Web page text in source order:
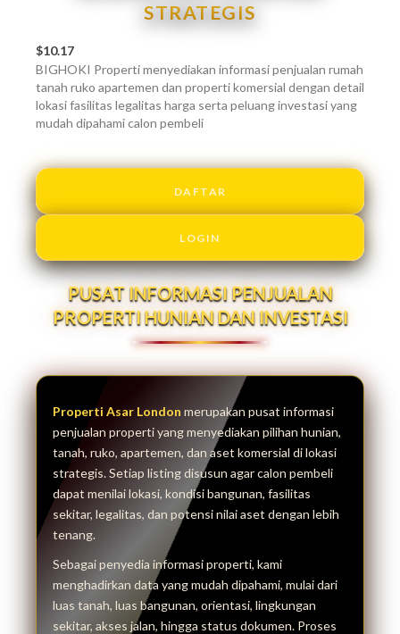
STRATEGIS
$10.17
BIGHOKI Properti menyediakan informasi penjualan rumah
tanah ruko apartemen dan properti komersial dengan detail
lokasi fasilitas legalitas harga serta peluang investasi yang
mudah dipahami calon pembeli
DAFTAR
LOGIN
PUSAT INFORMASI PENJUALAN
PROPERTI HUNIAN DAN INVESTASI
Properti Asar London merupakan pusat informasi
penjualan properti yang menyediakan pilihan hunian,
tanah, ruko, apartemen, dan aset komersial di lokasi
strategis. Setiap listing disusun agar calon pembeli
dapat menilai lokasi, kondisi bangunan, fasilitas
sekitar, legalitas, dan potensi nilai aset dengan lebih
tenang.
Sebagai penyedia informasi properti, kami
menghadirkan data yang mudah dipahami, mulai dari
luas tanah, luas bangunan, orientasi, lingkungan
sekitar, akses jalan, hingga status dokumen. Proses